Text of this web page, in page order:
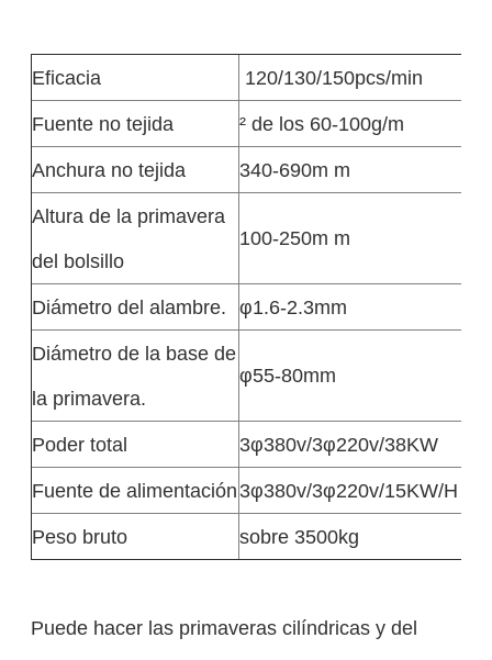
Eficacia
120/130/150pcs/min
Fuente no tejida
² de los 60-100g/m
Anchura no tejida
340-690m m
Altura de la primavera
del bolsillo
100-250m m
Diámetro del alambre.
φ1.6-2.3mm
Diámetro de la base de
la primavera.
φ55-80mm
Poder total
3φ380v/3φ220v/38KW
Fuente de alimentación3φ380v/3φ220v/15KW/H
Peso bruto
sobre 3500kg
Puede hacer las primaveras cilíndricas y del